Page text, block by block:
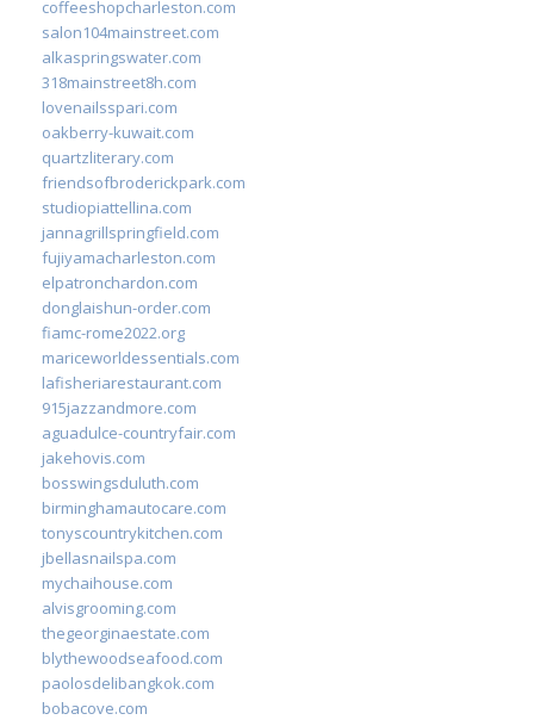
coffeeshopcharleston.com
salon104mainstreet.com
alkaspringswater.com
318mainstreet8h.com
lovenailsspari.com
oakberry-kuwait.com
quartzliterary.com
friendsofbroderickpark.com
studiopiattellina.com
jannagrillspringfield.com
fujiyamacharleston.com
elpatronchardon.com
donglaishun-order.com
fiamc-rome2022.org
mariceworldessentials.com
lafisheriarestaurant.com
915jazzandmore.com
aguadulce-countryfair.com
jakehovis.com
bosswingsduluth.com
birminghamautocare.com
tonyscountrykitchen.com
jbellasnailspa.com
mychaihouse.com
alvisgrooming.com
thegeorginaestate.com
blythewoodseafood.com
paolosdelibangkok.com
bobacove.com